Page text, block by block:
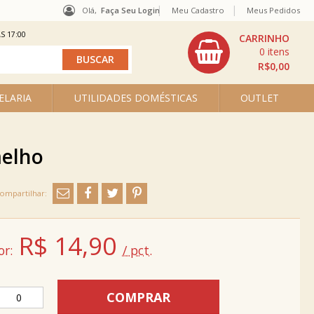
Olá, Faça Seu Login
UTILIDADES DOMÉSTICAS OUTLET
R$0,00
0
Meu Cadastro Meus Pedidos
17:00
R$ 14,90 / pct.